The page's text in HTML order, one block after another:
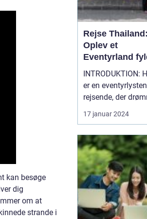
kan besøge
dig
om at
strande i
Rejse Thailand:
Oplev et
Eventyrland
med Historie og
Skønhed
INTRODUKTION: Hvis du
er en eventyrlysten
rejsende, der
om at opleve
strande, rig kultur,
en fascinerende
så er en rejse til
et absolut must.
sydøstasiatiske
ligger mellem
17 januar 2024